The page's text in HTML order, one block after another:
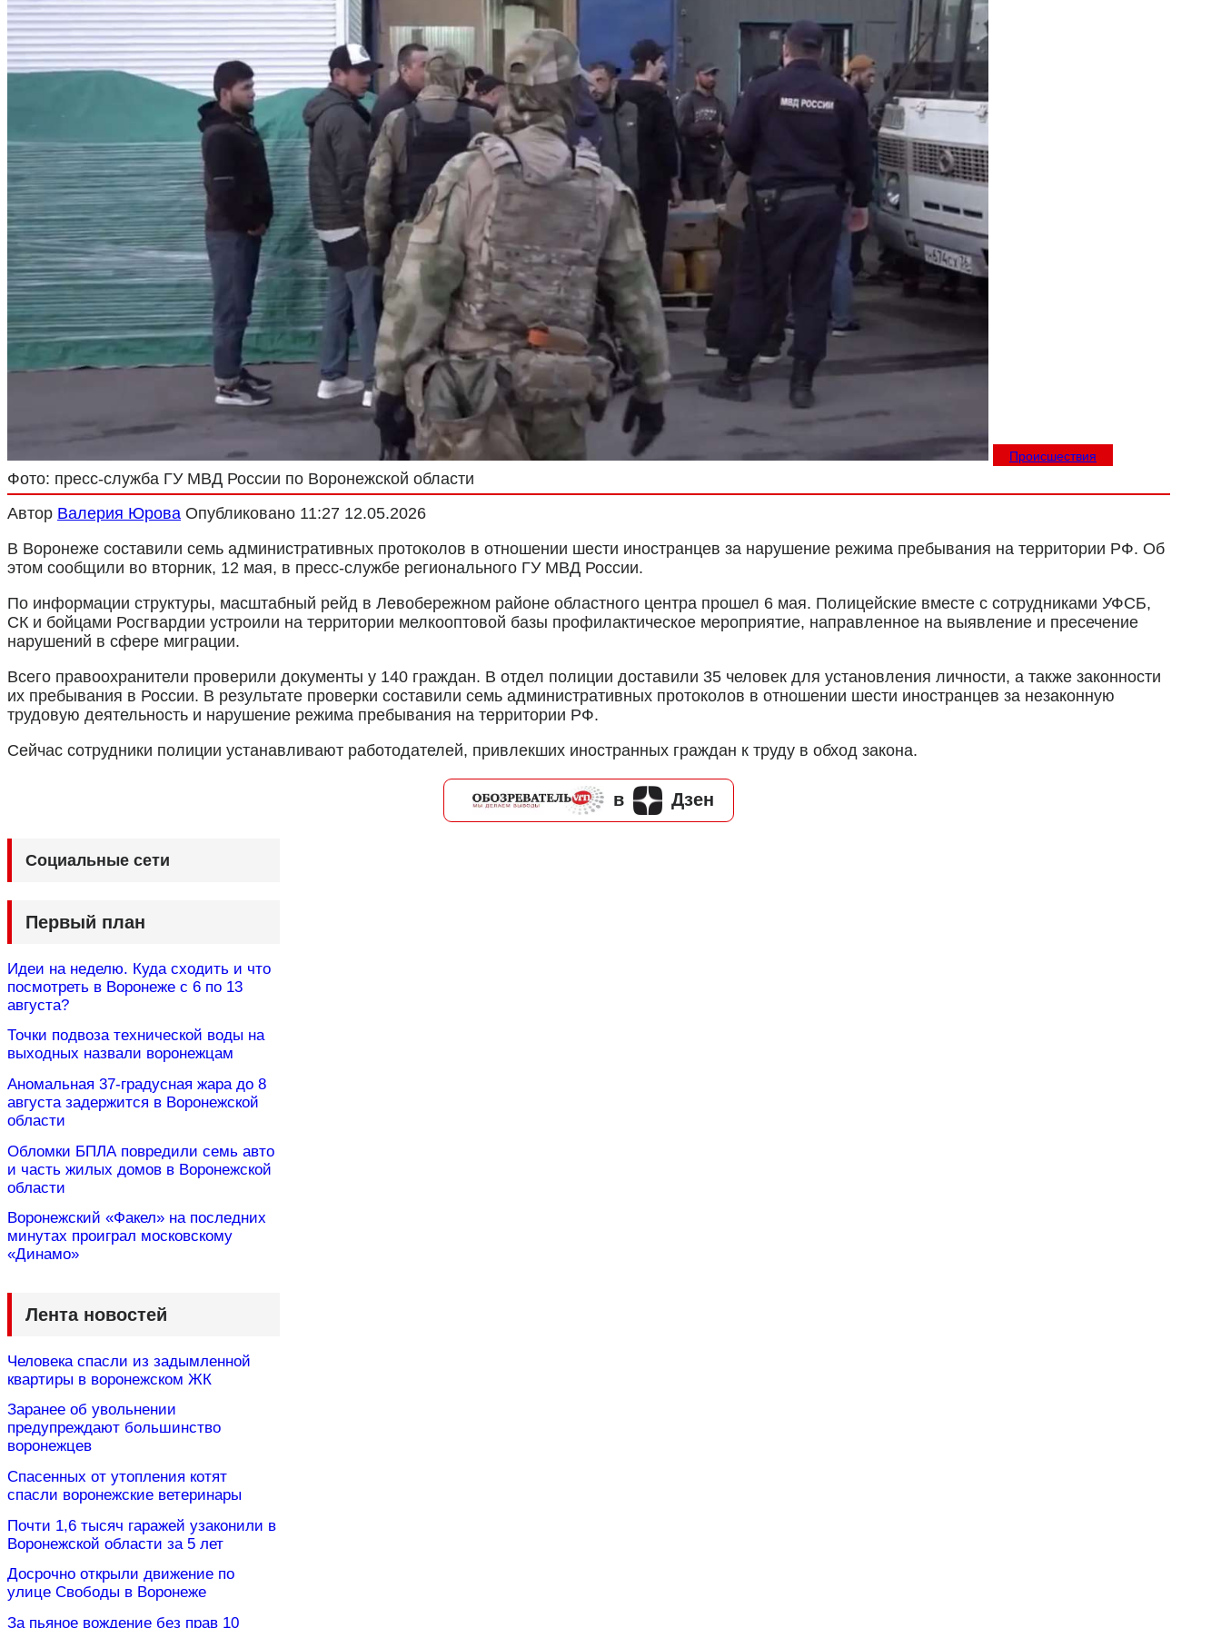
Криминал
Спорт
Черноземье
Россия
Происшествия
Фото: пресс-служба ГУ МВД России по Воронежской области
Автор Валерия Юрова Опубликовано 11:27 12.05.2026
В Воронеже составили семь административных протоколов в отношении шести иностранцев за нарушение режима пребывания на территории РФ. Об
этом сообщили во вторник, 12 мая, в пресс-службе регионального ГУ МВД России.
По информации структуры, масштабный рейд в Левобережном районе областного центра прошел 6 мая. Полицейские вместе с сотрудниками УФСБ,
СК и бойцами Росгвардии устроили на территории мелкооптовой базы профилактическое мероприятие, направленное на выявление и пресечение
нарушений в сфере миграции.
Всего правоохранители проверили документы у 140 граждан. В отдел полиции доставили 35 человек для установления личности, а также законности
их пребывания в России. В результате проверки составили семь административных протоколов в отношении шести иностранцев за незаконную
трудовую деятельность и нарушение режима пребывания на территории РФ.
Сейчас сотрудники полиции устанавливают работодателей, привлекших иностранных граждан к труду в обход закона.
в Дзен
Социальные сети
Первый план
Идеи на неделю. Куда сходить и что
посмотреть в Воронеже с 6 по 13
августа?
Точки подвоза технической воды на
выходных назвали воронежцам
Аномальная 37-градусная жара до 8
августа задержится в Воронежской
области
Обломки БПЛА повредили семь авто
и часть жилых домов в Воронежской
области
Воронежский «Факел» на последних
минутах проиграл московскому
«Динамо»
Лента новостей
Человека спасли из задымленной
квартиры в воронежском ЖК
Заранее об увольнении
предупреждают большинство
воронежцев
Спасенных от утопления котят
спасли воронежские ветеринары
Почти 1,6 тысяч гаражей узаконили в
Воронежской области за 5 лет
Досрочно открыли движение по
улице Свободы в Воронеже
За пьяное вождение без прав 10